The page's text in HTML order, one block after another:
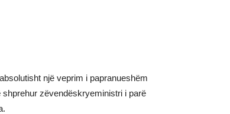
një veprim i papranueshëm
zëvendëskryeministri i parë